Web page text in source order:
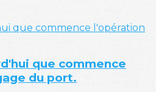
que commence
du port.